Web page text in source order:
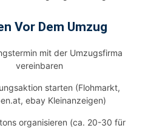
Vor Dem Umzug
mit der Umzugsfirma
vereinbaren
starten (Flohmarkt,
ebay Kleinanzeigen)
organisieren (ca. 20-30 für